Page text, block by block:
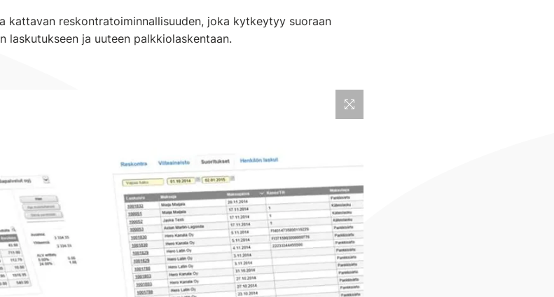
kattavan reskontratoiminnallisuuden, joka kytkeytyy suoraan
laskutukseen ja uuteen palkkiolaskentaan.